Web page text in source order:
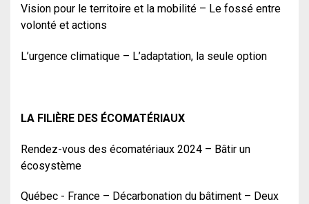
Vision pour le territoire et la mobilité – Le fossé entre
volonté et actions
L’urgence climatique – L’adaptation, la seule option
LA FILIÈRE DES ÉCOMATÉRIAUX
Rendez-vous des écomatériaux 2024 – Bâtir un
écosystème
Québec - France – Décarbonation du bâtiment – Deux